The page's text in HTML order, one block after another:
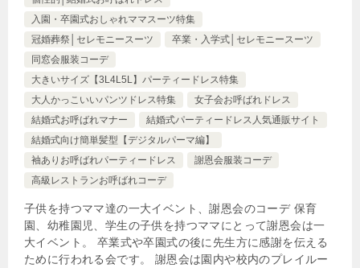
入園・卒園式おしゃれママスーツ特集
冠婚葬祭│セレモニースーツ
卒業・入学式│セレモニースーツ
同窓会服装コーデ
大きいサイズ【3L4L5L】パーティードレス特集
大人かっこいいパンツドレス特集
女子会お呼ばれドレス
結婚式お呼ばれマナー
結婚式パーティードレス人気通販サイト
結婚式向け簡単髪型【デジタルパーマ編】
袖ありお呼ばれパーティードレス
謝恩会服装コーデ
高級レストランお呼ばれコーデ
子供を持つママ達の一大イベント、謝恩会のコーデ 保育
園、幼稚園児、学生の子供を持つママにとって謝恩会は一
大イベント。 卒業式や卒園式の後に先生方に感謝を伝える
ために行われる会です。 謝恩会は園内や校内のプレイルー